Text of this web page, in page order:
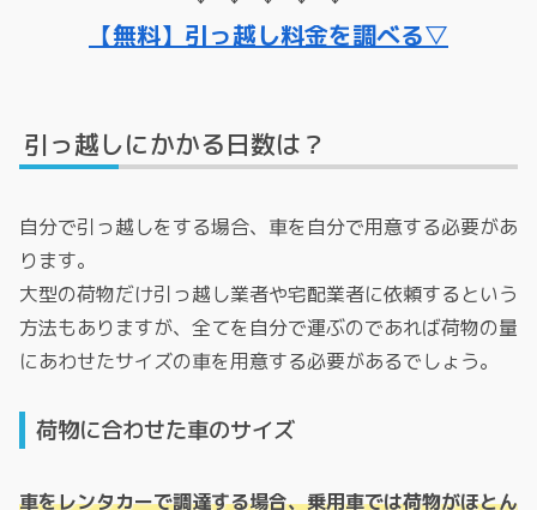
【無料】引っ越し料金を調べる▽
引っ越しにかかる日数は？
自分で引っ越しをする場合、車を自分で用意する必要があ
ります。
大型の荷物だけ引っ越し業者や宅配業者に依頼するという
方法もありますが、全てを自分で運ぶのであれば荷物の量
にあわせたサイズの車を用意する必要があるでしょう。
荷物に合わせた車のサイズ
車をレンタカーで調達する場合、乗用車では荷物がほとん